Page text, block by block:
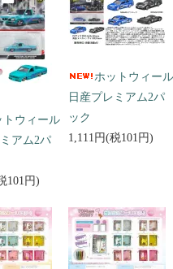
トウィール
アム2パ
101円)
ホットウィール
日産プレミアム2パ
ック
1,111円(税101円)